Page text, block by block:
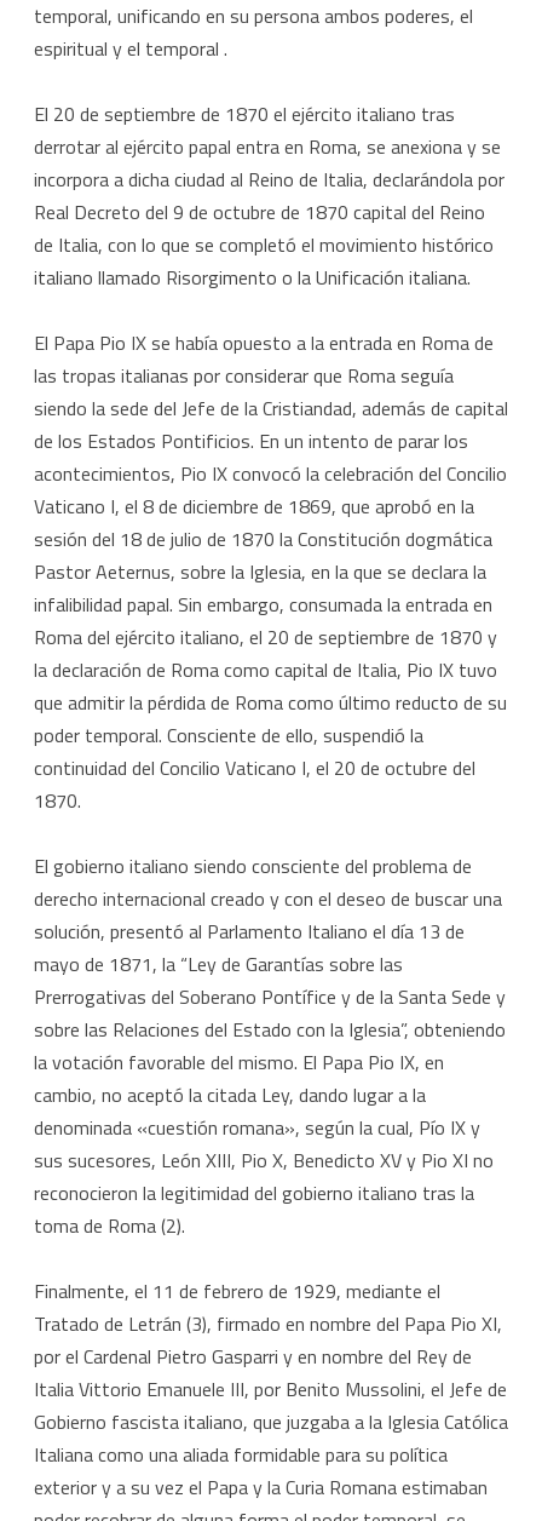
temporal, unificando en su persona ambos poderes, el
espiritual y el temporal .
El 20 de septiembre de 1870 el ejército italiano tras
derrotar al ejército papal entra en Roma, se anexiona y se
incorpora a dicha ciudad al Reino de Italia, declarándola por
Real Decreto del 9 de octubre de 1870 capital del Reino
de Italia, con lo que se completó el movimiento histórico
italiano llamado Risorgimento o la Unificación italiana.
El Papa Pio IX se había opuesto a la entrada en Roma de
las tropas italianas por considerar que Roma seguía
siendo la sede del Jefe de la Cristiandad, además de capital
de los Estados Pontificios. En un intento de parar los
acontecimientos, Pio IX convocó la celebración del Concilio
Vaticano I, el 8 de diciembre de 1869, que aprobó en la
sesión del 18 de julio de 1870 la Constitución dogmática
Pastor Aeternus, sobre la Iglesia, en la que se declara la
infalibilidad papal. Sin embargo, consumada la entrada en
Roma del ejército italiano, el 20 de septiembre de 1870 y
la declaración de Roma como capital de Italia, Pio IX tuvo
que admitir la pérdida de Roma como último reducto de su
poder temporal. Consciente de ello, suspendió la
continuidad del Concilio Vaticano I, el 20 de octubre del
1870.
El gobierno italiano siendo consciente del problema de
derecho internacional creado y con el deseo de buscar una
solución, presentó al Parlamento Italiano el día 13 de
mayo de 1871, la “Ley de Garantías sobre las
Prerrogativas del Soberano Pontífice y de la Santa Sede y
sobre las Relaciones del Estado con la Iglesia”, obteniendo
la votación favorable del mismo. El Papa Pio IX, en
cambio, no aceptó la citada Ley, dando lugar a la
denominada «cuestión romana», según la cual, Pío IX y
sus sucesores, León XIII, Pio X, Benedicto XV y Pio XI no
reconocieron la legitimidad del gobierno italiano tras la
toma de Roma (2).
Finalmente, el 11 de febrero de 1929, mediante el
Tratado de Letrán (3), firmado en nombre del Papa Pio XI,
por el Cardenal Pietro Gasparri y en nombre del Rey de
Italia Vittorio Emanuele III, por Benito Mussolini, el Jefe de
Gobierno fascista italiano, que juzgaba a la Iglesia Católica
Italiana como una aliada formidable para su política
exterior y a su vez el Papa y la Curia Romana estimaban